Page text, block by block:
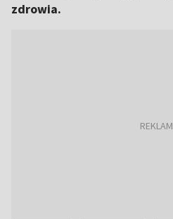
zdrowia.